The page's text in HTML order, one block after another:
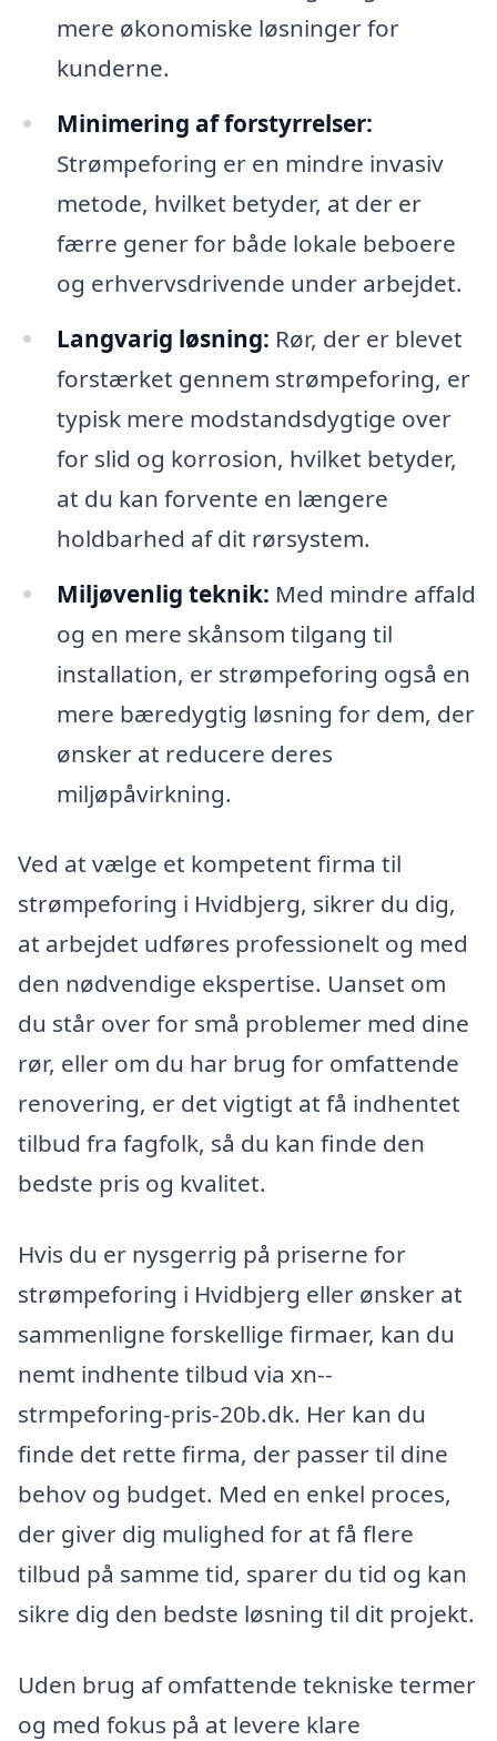
mere økonomiske løsninger for
kunderne.
Minimering af forstyrrelser:
Strømpeforing er en mindre invasiv
metode, hvilket betyder, at der er
færre gener for både lokale beboere
og erhvervsdrivende under arbejdet.
Langvarig løsning: Rør, der er blevet
forstærket gennem strømpeforing, er
typisk mere modstandsdygtige over
for slid og korrosion, hvilket betyder,
at du kan forvente en længere
holdbarhed af dit rørsystem.
Miljøvenlig teknik: Med mindre affald
og en mere skånsom tilgang til
installation, er strømpeforing også en
mere bæredygtig løsning for dem, der
ønsker at reducere deres
miljøpåvirkning.
Ved at vælge et kompetent firma til
strømpeforing i Hvidbjerg, sikrer du dig,
at arbejdet udføres professionelt og med
den nødvendige ekspertise. Uanset om
du står over for små problemer med dine
rør, eller om du har brug for omfattende
renovering, er det vigtigt at få indhentet
tilbud fra fagfolk, så du kan finde den
bedste pris og kvalitet.
Hvis du er nysgerrig på priserne for
strømpeforing i Hvidbjerg eller ønsker at
sammenligne forskellige firmaer, kan du
nemt indhente tilbud via xn--
strmpeforing-pris-20b.dk. Her kan du
finde det rette firma, der passer til dine
behov og budget. Med en enkel proces,
der giver dig mulighed for at få flere
tilbud på samme tid, sparer du tid og kan
sikre dig den bedste løsning til dit projekt.
Uden brug af omfattende tekniske termer
og med fokus på at levere klare